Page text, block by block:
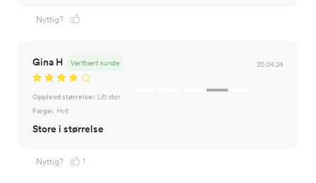
Nyttig?
Gina H 20.04.24
Verifisert kunde
Opplevd størrelse: Litt stor
Farge: Hvit
Store i størrelse
Nyttig? 1